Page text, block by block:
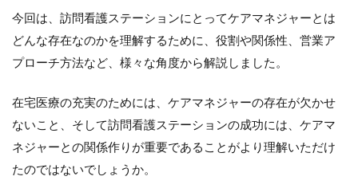
今回は、訪問看護ステーションにとってケアマネジャーとは
どんな存在なのかを理解するために、役割や関係性、営業ア
プローチ方法など、様々な角度から解説しました。
在宅医療の充実のためには、ケアマネジャーの存在が欠かせ
ないこと、そして訪問看護ステーションの成功には、ケアマ
ネジャーとの関係作りが重要であることがより理解いただけ
たのではないでしょうか。